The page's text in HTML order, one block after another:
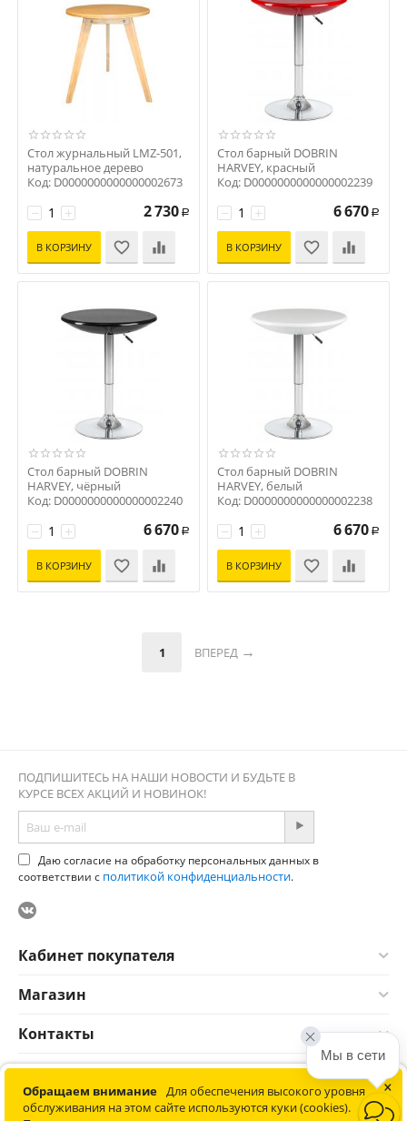
Стол журнальный LMZ-501,
натуральное дерево
Код: D0000000000000002673
+
− 2 730 Р
В КОРЗИНУ
Стол барный DOBRIN
HARVEY, красный
Код: D0000000000000002239
+
− 6 670 Р
В КОРЗИНУ
Стол барный DOBRIN
HARVEY, чёрный
Код: D0000000000000002240
+
− 6 670 Р
В КОРЗИНУ
Стол барный DOBRIN
HARVEY, белый
Код: D0000000000000002238
+
− 6 670 Р
В КОРЗИНУ
1 ВПЕРЕД
ПОДПИШИТЕСЬ НА НАШИ НОВОСТИ И БУДЬТЕ В
КУРСЕ ВСЕХ АКЦИЙ И НОВИНОК!
Даю согласие на обработку персональных данных в
соответствии с политикой конфиденциальности.
Кабинет покупателя
Магазин
Контакты
© 2012-2026 Соната. Все права защищены. Информация сайта
защищена законом об авторских правах. Не является
публичной офертой.
×
Обращаем внимание Для обеспечения высокого уровня
обслуживания на этом сайте используются куки (cookies).
Мы в сети